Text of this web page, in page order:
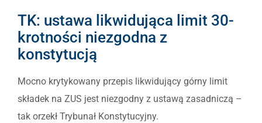
TK: ustawa likwidująca limit 30-
krotności niezgodna z
konstytucją
Mocno krytykowany przepis likwidujący górny limit
składek na ZUS jest niezgodny z ustawą zasadniczą –
tak orzekł Trybunał Konstytucyjny.